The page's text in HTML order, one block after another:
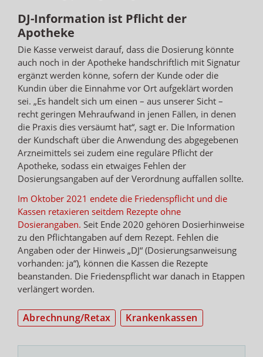
DJ-Information ist Pflicht der
Apotheke
Die Kasse verweist darauf, dass die Dosierung könnte
auch noch in der Apotheke handschriftlich mit Signatur
ergänzt werden könne, sofern der Kunde oder die
Kundin über die Einnahme vor Ort aufgeklärt worden
sei. „Es handelt sich um einen – aus unserer Sicht –
recht geringen Mehraufwand in jenen Fällen, in denen
die Praxis dies versäumt hat“, sagt er. Die Information
der Kundschaft über die Anwendung des abgegebenen
Arzneimittels sei zudem eine reguläre Pflicht der
Apotheke, sodass ein etwaiges Fehlen der
Dosierungsangaben auf der Verordnung auffallen sollte.
Im Oktober 2021 endete die Friedenspflicht und die
Kassen retaxieren seitdem Rezepte ohne
Dosierangaben. Seit Ende 2020 gehören Dosierhinweise
zu den Pflichtangaben auf dem Rezept. Fehlen die
Angaben oder der Hinweis „DJ“ (Dosierungsanweisung
vorhanden: ja“), können die Kassen die Rezepte
beanstanden. Die Friedenspflicht war danach in Etappen
verlängert worden.
Abrechnung/Retax Krankenkassen